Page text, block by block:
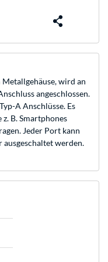
wird an
angeschlossen.
A Anschlüsse. Es
z. B. Smartphones
Jeder Port kann
werden.